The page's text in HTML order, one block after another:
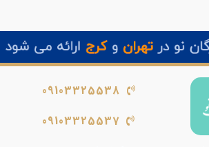
09103325538
09103325537